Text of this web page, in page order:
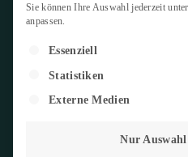
Letzte
Sie können Ihre Auswahl jederzeit
anpassen.
Es folgt eine Liste der Service-
Essenziell
Statistiken
Externe Medien
Nur